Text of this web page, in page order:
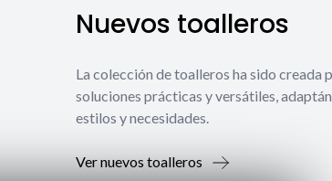
Nuevos toalleros
La colección de toalleros ha sido creada
soluciones prácticas y versátiles,
estilos y necesidades.
Ver nuevos toalleros